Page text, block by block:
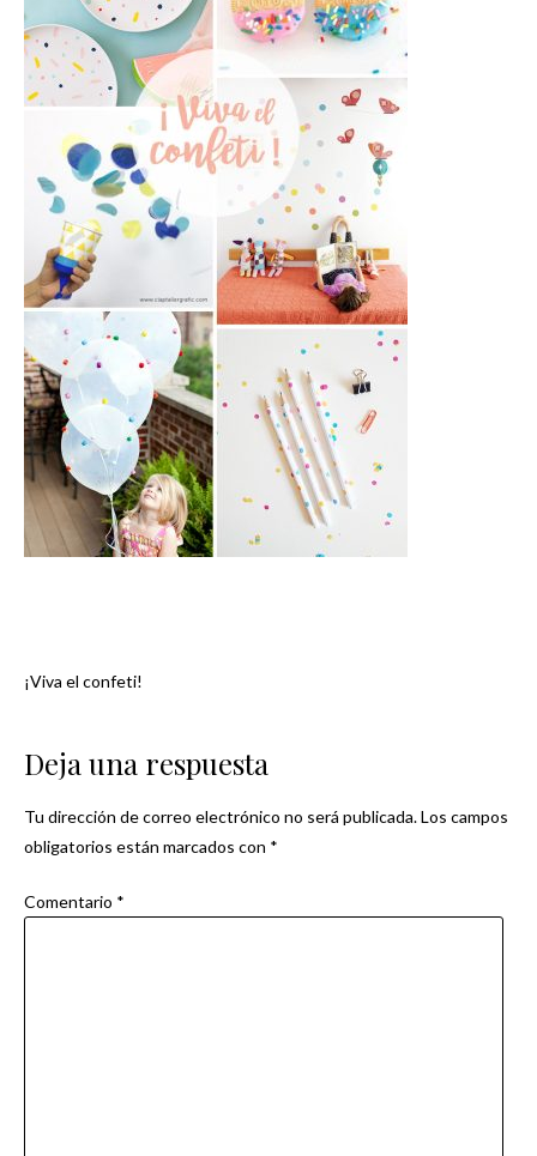
Navegación
de
entradas
¡Viva el confeti!
Deja una respuesta
Tu dirección de correo electrónico no será publicada.Los campos
obligatorios están marcados con *
Comentario *